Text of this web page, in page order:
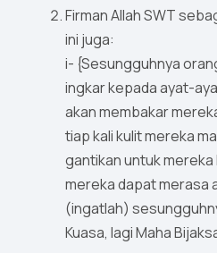
Firman Allah SWT
ini juga:
i- {Sesungguhnya
ingkar kepada ayat-
akan membakar
tiap kali kulit mereka
gantikan untuk mereka
mereka dapat merasa
(ingatlah)
Kuasa, lagi Maha